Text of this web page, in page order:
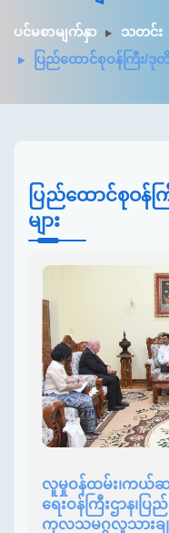
ပင်မစာမျက်နှာ
သတင်း
ပြည်ထောင်စုဝန်ကြီး/ဒု
ပြည်ထောင်စုဝန်
များ
လူမှုဝန်ထမ်း၊ကယ်ဆ
ရေးဝန်ကြီးဌာန၊ပ
ကုလသမဂ္ဂလူသားချ